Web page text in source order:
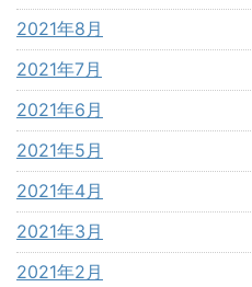
2021年8月
2021年7月
2021年6月
2021年5月
2021年4月
2021年3月
2021年2月